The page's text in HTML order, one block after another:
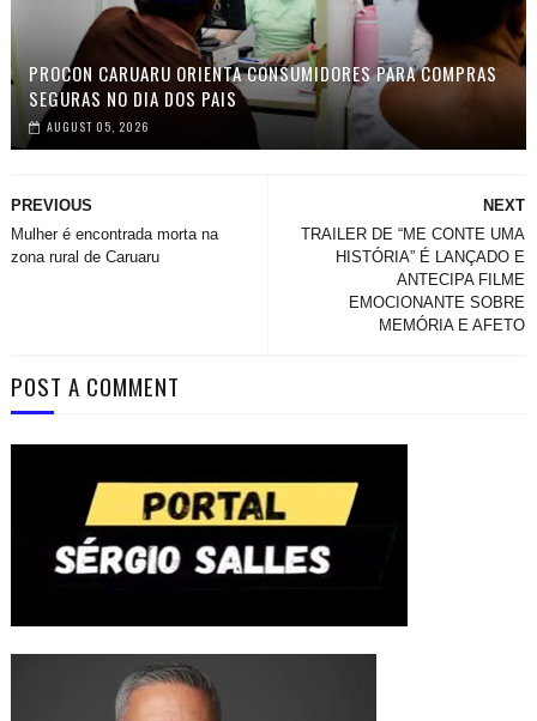
PROCON CARUARU ORIENTA CONSUMIDORES PARA COMPRAS
SEGURAS NO DIA DOS PAIS
AUGUST 05, 2026
NEXT
TRAILER DE “ME CONTE UMA
HISTÓRIA” É LANÇADO E
ANTECIPA FILME
EMOCIONANTE SOBRE
MEMÓRIA E AFETO
PREVIOUS
Mulher é encontrada morta na
zona rural de Caruaru
POST A COMMENT